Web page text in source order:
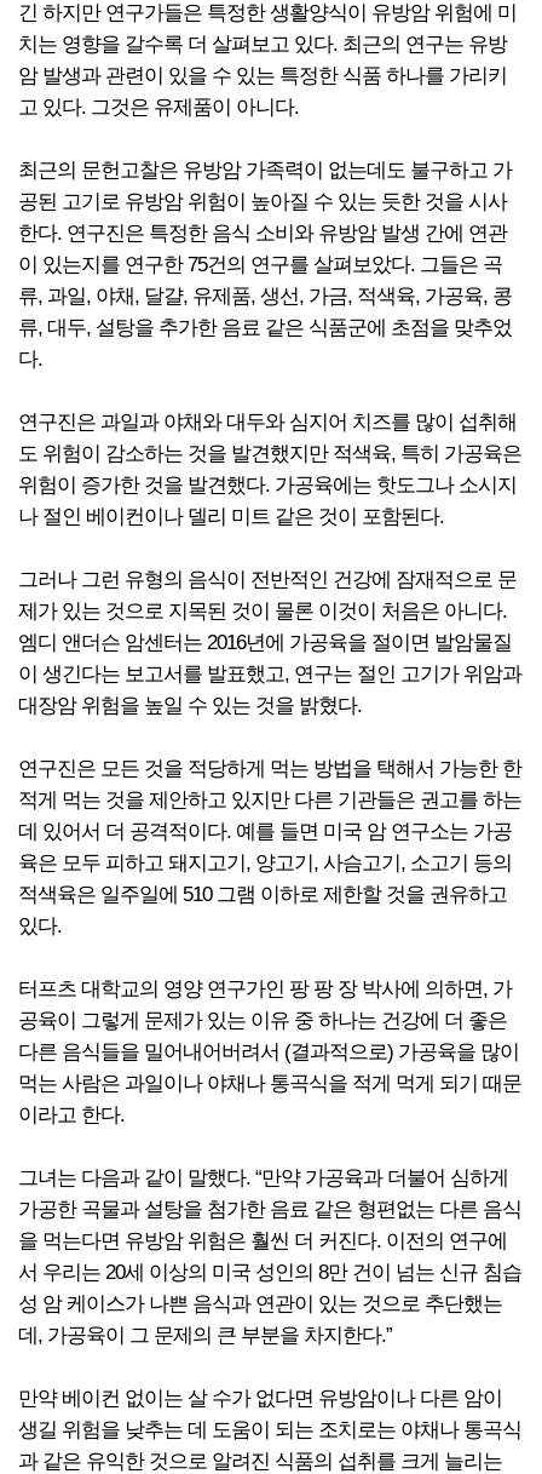
긴 하지만 연구가들은 특정한 생활양식이 유방암 위험에 미
치는 영향을 갈수록 더 살펴보고 있다. 최근의 연구는 유방
암 발생과 관련이 있을 수 있는 특정한 식품 하나를 가리키
고 있다. 그것은 유제품이 아니다.
최근의 문헌고찰은 유방암 가족력이 없는데도 불구하고 가
공된 고기로 유방암 위험이 높아질 수 있는 듯한 것을 시사
한다. 연구진은 특정한 음식 소비와 유방암 발생 간에 연관
이 있는지를 연구한 75건의 연구를 살펴보았다. 그들은 곡
류, 과일, 야채, 달걀, 유제품, 생선, 가금, 적색육, 가공육, 콩
류, 대두, 설탕을 추가한 음료 같은 식품군에 초점을 맞추었
다.
연구진은 과일과 야채와 대두와 심지어 치즈를 많이 섭취해
도 위험이 감소하는 것을 발견했지만 적색육, 특히 가공육은
위험이 증가한 것을 발견했다. 가공육에는 핫도그나 소시지
나 절인 베이컨이나 델리 미트 같은 것이 포함된다.
그러나 그런 유형의 음식이 전반적인 건강에 잠재적으로 문
제가 있는 것으로 지목된 것이 물론 이것이 처음은 아니다.
엠디 앤더슨 암센터는 2016년에 가공육을 절이면 발암물질
이 생긴다는 보고서를 발표했고, 연구는 절인 고기가 위암과
대장암 위험을 높일 수 있는 것을 밝혔다.
연구진은 모든 것을 적당하게 먹는 방법을 택해서 가능한 한
적게 먹는 것을 제안하고 있지만 다른 기관들은 권고를 하는
데 있어서 더 공격적이다. 예를 들면 미국 암 연구소는 가공
육은 모두 피하고 돼지고기, 양고기, 사슴고기, 소고기 등의
적색육은 일주일에 510 그램 이하로 제한할 것을 권유하고
있다.
터프츠 대학교의 영양 연구가인 팡 팡 장 박사에 의하면, 가
공육이 그렇게 문제가 있는 이유 중 하나는 건강에 더 좋은
다른 음식들을 밀어내어버려서 (결과적으로) 가공육을 많이
먹는 사람은 과일이나 야채나 통곡식을 적게 먹게 되기 때문
이라고 한다.
그녀는 다음과 같이 말했다. “만약 가공육과 더불어 심하게
가공한 곡물과 설탕을 첨가한 음료 같은 형편없는 다른 음식
을 먹는다면 유방암 위험은 훨씬 더 커진다. 이전의 연구에
서 우리는 20세 이상의 미국 성인의 8만 건이 넘는 신규 침습
성 암 케이스가 나쁜 음식과 연관이 있는 것으로 추단했는
데, 가공육이 그 문제의 큰 부분을 차지한다.”
만약 베이컨 없이는 살 수가 없다면 유방암이나 다른 암이
생길 위험을 낮추는 데 도움이 되는 조치로는 야채나 통곡식
과 같은 유익한 것으로 알려진 식품의 섭취를 크게 늘리는